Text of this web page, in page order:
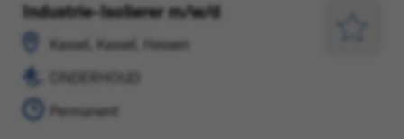
Industrie-Isolierer m/w/d
Kassel, Kassel, Hessen
Kassel,
Kassel,
Hessen
ONDERHOUD
ONDERHOUD
Permanent